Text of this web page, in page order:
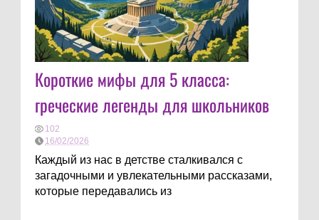
Короткие мифы для 5 класса:
греческие легенды для школьников
102
16/02/2026
Каждый из нас в детстве сталкивался с
загадочными и увлекательными рассказами,
которые передавались из